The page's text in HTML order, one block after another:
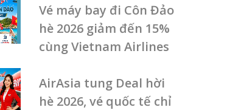
Vé máy bay đi Côn Đảo
hè 2026 giảm đến 15%
cùng Vietnam Airlines
AirAsia tung Deal hời
hè 2026, vé quốc tế chỉ